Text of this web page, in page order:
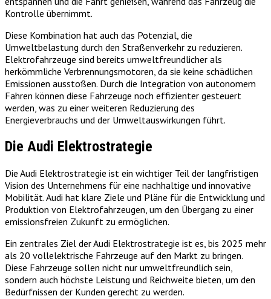
Kontrolle übernimmt.
Diese Kombination hat auch das Potenzial, die
Umweltbelastung durch den Straßenverkehr zu reduzieren.
Elektrofahrzeuge sind bereits umweltfreundlicher als
herkömmliche Verbrennungsmotoren, da sie keine schädlichen
Emissionen ausstoßen. Durch die Integration von autonomem
Fahren können diese Fahrzeuge noch effizienter gesteuert
werden, was zu einer weiteren Reduzierung des
Energieverbrauchs und der Umweltauswirkungen führt.
Die Audi Elektrostrategie
Die Audi Elektrostrategie ist ein wichtiger Teil der langfristigen
Vision des Unternehmens für eine nachhaltige und innovative
Mobilität. Audi hat klare Ziele und Pläne für die Entwicklung und
Produktion von Elektrofahrzeugen, um den Übergang zu einer
emissionsfreien Zukunft zu ermöglichen.
Ein zentrales Ziel der Audi Elektrostrategie ist es, bis 2025 mehr
als 20 vollelektrische Fahrzeuge auf den Markt zu bringen.
Diese Fahrzeuge sollen nicht nur umweltfreundlich sein,
sondern auch höchste Leistung und Reichweite bieten, um den
Bedürfnissen der Kunden gerecht zu werden.